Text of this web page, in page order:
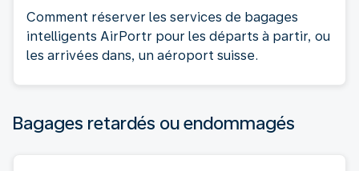
Comment réserver les services de bagages
intelligents AirPortr pour les départs à partir, ou
les arrivées dans, un aéroport suisse.
Bagages retardés ou endommagés